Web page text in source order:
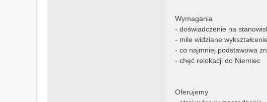
Wymagania
- doświadczenie na
- mile widziane
- co najmniej podstawowa
- chęć relokacji do Niemiec
Oferujemy